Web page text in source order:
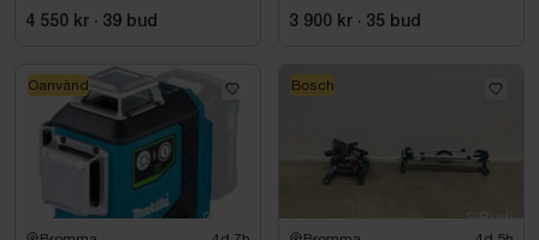
4 550 kr · 39 bud 3 900 kr · 35 bud
Oanvänd Bosch